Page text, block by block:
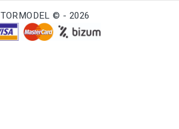
TORMODEL © - 2026